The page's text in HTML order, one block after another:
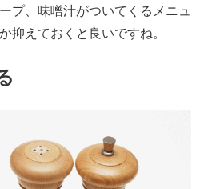
プ、味噌汁がついてくるメニュ
抑えておくと良いですね。